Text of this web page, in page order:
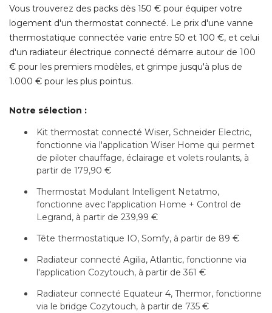
Vous trouverez des packs dès 150 € pour équiper votre
logement d'un thermostat connecté. Le prix d'une vanne
thermostatique connectée varie entre 50 et 100 €, et celui
d'un radiateur électrique connecté démarre autour de 100
€ pour les premiers modèles, et grimpe jusqu'à plus de
1.000 € pour les plus pointus.
Notre sélection :
Kit thermostat connecté Wiser, Schneider Electric,
fonctionne via l'application Wiser Home qui permet
de piloter chauffage, éclairage et volets roulants, à
partir de 179,90 €
Thermostat Modulant Intelligent Netatmo,
fonctionne avec l'application Home + Control de
Legrand, à partir de 239,99 €
Tête thermostatique IO, Somfy, à partir de 89 €
Radiateur connecté Agilia, Atlantic, fonctionne via
l'application Cozytouch, à partir de 361 €
Radiateur connecté Equateur 4, Thermor, fonctionne
via le bridge Cozytouch, à partir de 735 €